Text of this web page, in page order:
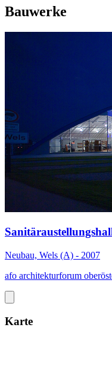
Bauwerke
Neubau, Wels (A) - 2007
afo architekturforum
Karte